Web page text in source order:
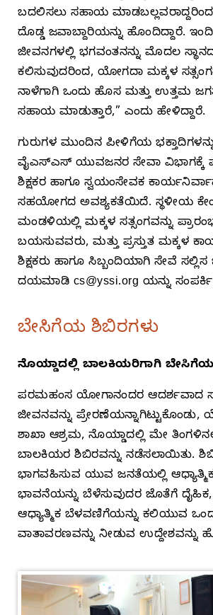
ಬದಲಿಸಲು ಸಹಾಯ
ದೊಡ್ಡ ಜವಾಬ್ದಾರಿಯನ್ನು ಹೊಂದಿದ್ದಾರೆ.
ಜೀವನಗಳಲ್ಲಿ ಭಗವಂತನನ್ನು ಮೊದಲ
ಕಲಿಸುವುದರಿಂದ, ಯೋಗದಾ ಮಕ್ಕಳ
ನಾಳೆಗಾಗಿ ಒಂದು ಹೊಸ ಮತ್ತು ಉತ್ತಮ
ಸಹಾಯ ಮಾಡುತ್ತಾರೆ,” ಎಂದು ಹೇಳಿದ್ದಾರೆ.
ಗುರುಗಳ ಮುಂದಿನ ಪೀಳಿಗೆಯ
ವೈಎಸ್‌ಎಸ್‌ ಯುವಜನರ ಸೇವಾ ವಿಭಾಗಕ್ಕೆ
ಶಿಕ್ಷಕರ ಹಾಗೂ ಸ್ವಯಂಸೇವಕ
ಸಹಯೋಗದ ಅವಶ್ಯಕತೆಯಿದೆ. ಸ್ಥಳೀಯ
ಮಂಡಳಿಯಲ್ಲಿ ಮಕ್ಕಳ ಸತ್ಸಂಗವನ್ನು
ಬಯಸುವವರು, ಮತ್ತು ಪ್ರಸ್ತುತ ಮಕ್ಕಳ
ಶಿಕ್ಷಕರು ಹಾಗೂ ಸಿಬ್ಬಂದಿಯಾಗಿ ಸೇವೆ
ದಯಮಾಡಿ cs@yssi.org ಯನ್ನು
ಬೇಸಿಗೆಯ ಶಿಬಿರಗಳು
ನೊಯ್ಡಾದಲ್ಲಿ ಬಾಲಕಿಯರಿಗಾಗಿ
ಪರಮಹಂಸ ಯೋಗಾನಂದರ ಆದರ್ಶವಾದ
ಜೀವನವನ್ನು ಪ್ರೇರಣೆಯನ್ನಾಗಿಟ್ಟುಕೊಂಡು,
ಶಾಖಾ ಆಶ್ರಮ, ನೊಯ್ಡಾದಲ್ಲಿ ಮೇ
ಬಾಲಕಿಯರ ಶಿಬಿರವನ್ನು ನಡೆಸಲಾಯಿತು.
ಭಾಗವಹಿಸುವ ಯುವ ಜನತೆಯಲ್ಲಿ
ಭಾವನೆಯನ್ನು ಬೆಳೆಸುವುದರ ಜೊತೆಗೆ
ಆಧ್ಯಾತ್ಮಿಕ ಬೆಳವಣಿಗೆಯನ್ನು ಕಲಿಯುವ
ವಾತಾವರಣವನ್ನು ನೀಡುವ ಉದ್ದೇಶವನ್ನು